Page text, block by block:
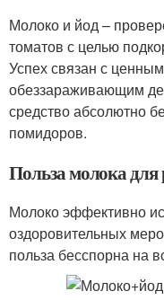
Молоко и йод –
томатов с целью
Успех связан с
обеззараживающим
средство абсолютно
помидоров.
Польза молока для
Молоко эффективно
оздоровительных
польза бесспорна на